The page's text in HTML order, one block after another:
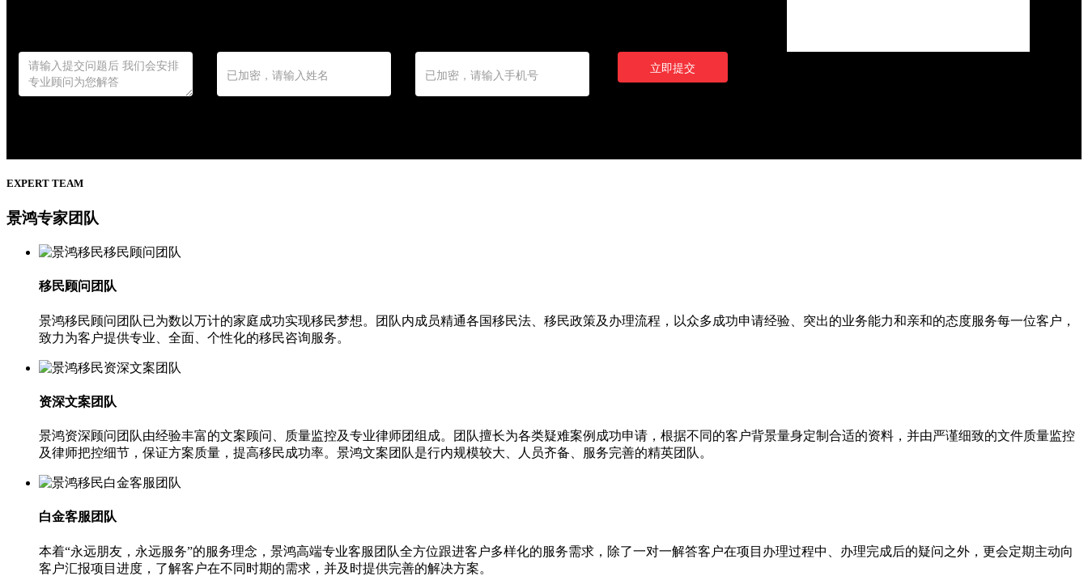
EXPERT TEAM
景鸿专家团队
移民顾问团队
景鸿移民顾问团队已为数以万计的家庭成功实现移民梦想。团队内成员精通各国移民法、移民政策及办理流程，以众多成功申请经验、突出的业务能力和亲和的态度服务每一位客户，
致力为客户提供专业、全面、个性化的移民咨询服务。
资深文案团队
景鸿资深顾问团队由经验丰富的文案顾问、质量监控及专业律师团组成。团队擅长为各类疑难案例成功申请，根据不同的客户背景量身定制合适的资料，并由严谨细致的文件质量监控
及律师把控细节，保证方案质量，提高移民成功率。景鸿文案团队是行内规模较大、人员齐备、服务完善的精英团队。
白金客服团队
本着“永远朋友，永远服务”的服务理念，景鸿高端专业客服团队全方位跟进客户多样化的服务需求，除了一对一解答客户在项目办理过程中、办理完成后的疑问之外，更会定期主动向
客户汇报项目进度，了解客户在不同时期的需求，并及时提供完善的解决方案。